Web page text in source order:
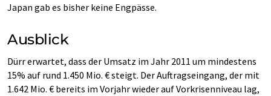
Japan gab es bisher keine Engpässe.
Ausblick
Dürr erwartet, dass der Umsatz im Jahr 2011 um mindestens
15% auf rund 1.450 Mio. € steigt. Der Auftragseingang, der mit
1.642 Mio. € bereits im Vorjahr wieder auf Vorkrisenniveau lag,